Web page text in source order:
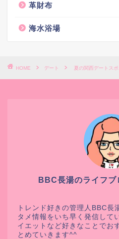
革財布
海水浴場
HOME デート 夏の関西デートス
BBC長湯のライフブ
トレンド好きの管理人BBC長
タメ情報をいち早く発信して
イエットなど好きなことでお
とめていきます^^